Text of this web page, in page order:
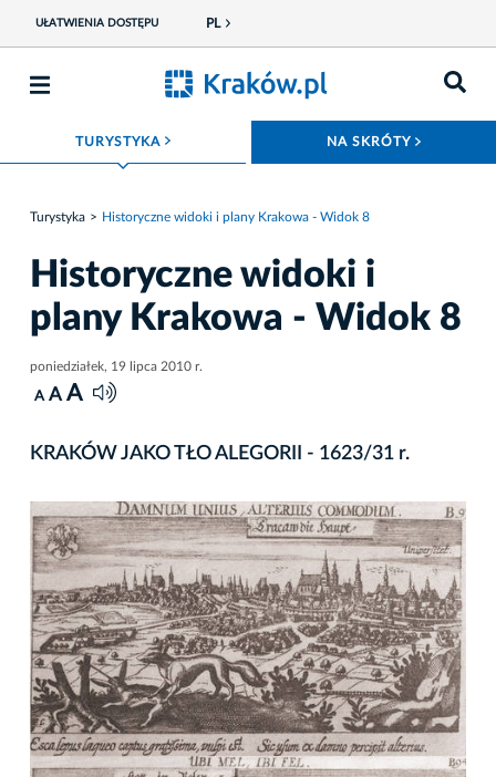
UŁATWIENIA DOSTĘPU PL
TURYSTYKA ROZWIŃ MENU NA SKRÓTY
Turystyka Historyczne widoki i plany Krakowa - Widok 8
Historyczne widoki i
plany Krakowa - Widok 8
poniedziałek, 19 lipca 2010 r.
A A A
KRAKÓW JAKO TŁO ALEGORII - 1623/31 r.